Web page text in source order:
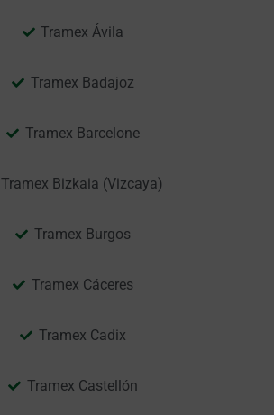
Tramex Ávila
Tramex Badajoz
Tramex Barcelone
Tramex Bizkaia (Vizcaya)
Tramex Burgos
Tramex Cáceres
Tramex Cadix
Tramex Castellón